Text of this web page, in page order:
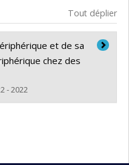
Tout déplier
et de sa
chez des
- 2022